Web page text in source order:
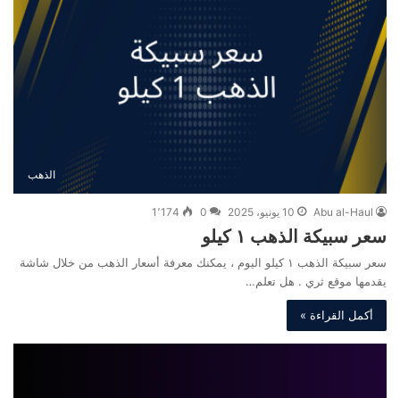
الذهب
Abu al-Haul 10 يونيو، 2025 0 1٬174
سعر سبيكة الذهب ١ كيلو
سعر سبيكة الذهب ١ كيلو اليوم ، يمكنك معرفة أسعار الذهب من خلال شاشة
يقدمها موقع ثري . هل تعلم…
أكمل القراءة »